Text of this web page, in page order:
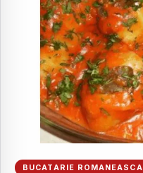
BUCATARIE ROMANEASCA